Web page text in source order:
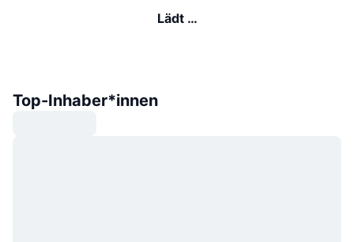
Lädt …
Top-Inhaber*innen